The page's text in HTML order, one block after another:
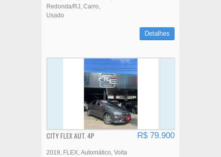
Redonda/RJ Carro
Usado
Detalhes
CITY FLEX AUT. 4P R$ 79.900
2019 FLEX Automático Volta